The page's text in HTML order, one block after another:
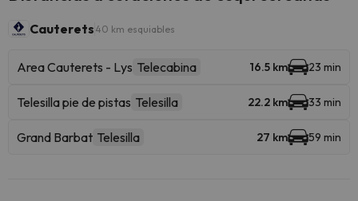
Cauterets 40 km esquiables
Area Cauterets - Lys Telecabina 16.5 km 23 min
Telesilla pie de pistas Telesilla 22.2 km 33 min
Grand Barbat Telesilla 27 km 59 min